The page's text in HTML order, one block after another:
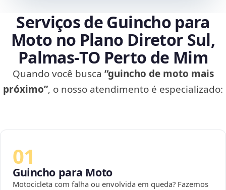
Serviços de Guincho para
Moto no Plano Diretor Sul,
Palmas‑TO Perto de Mim
Quando você busca “guincho de moto mais
próximo”, o nosso atendimento é especializado:
01
Guincho para Moto
Motocicleta com falha ou envolvida em queda? Fazemos